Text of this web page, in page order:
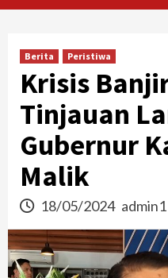
Berita Peristiwa
Krisis
Tinjauan
Gubernur
Malik
18/05/2024